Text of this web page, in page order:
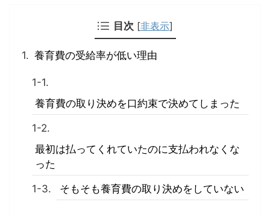
目次 [非表示]
養育費の受給率が低い理由
養育費の取り決めを口約束で決めてしまった
最初は払ってくれていたのに支払われなくな
った
そもそも養育費の取り決めをしていない